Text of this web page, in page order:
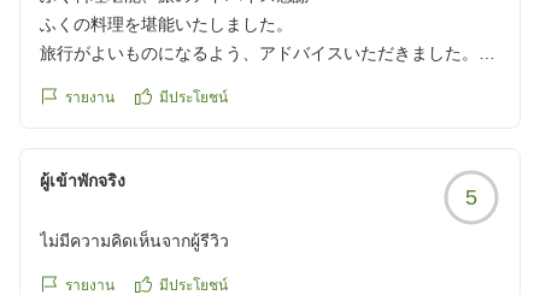
https://review.travel.rakuten.co.jp/hotel/voice/14394?
reviewId=33123477813931
ふくの料理を堪能いたしました。
旅行がよいものになるよう、アドバイスいただきました。そ
りがとうございました。
https://review.travel.rakuten.co.jp/hotel/voice/14394?
reviewId=33123477633220
รายงาน มีประโยชน์
ผู้เข้าพักจริง
5
ไม่มีความคิดเห็นจากผู้รีวิว
รายงาน มีประโยชน์